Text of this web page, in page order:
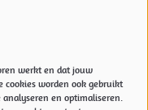
werkt en dat jouw
cookies worden ook gebruikt
en optimaliseren.